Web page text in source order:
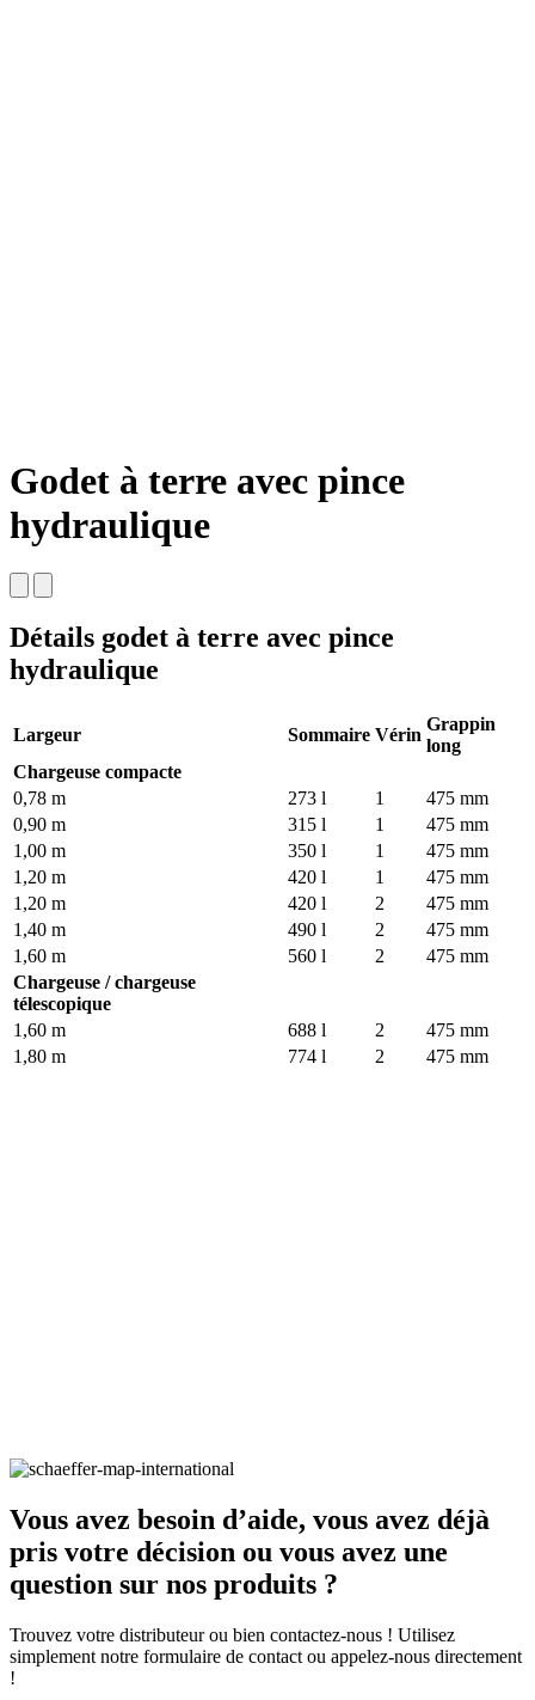
Godet à terre avec pince
hydraulique
Détails godet à terre avec pince
hydraulique
Largeur Sommaire Vérin
Grappin
long
Chargeuse compacte
0,78 m
273 l 1
475 mm
0,90 m
315 l 1
475 mm
1,00 m
350 l 1
475 mm
1,20 m
420 l 1
475 mm
1,20 m
420 l 2
475 mm
1,40 m
490 l 2
475 mm
1,60 m
560 l 2
475 mm
Chargeuse / chargeuse
télescopique
1,60 m
688 l 2
475 mm
1,80 m
774 l 2 475 mm
Vous avez besoin d’aide, vous avez déjà
pris votre décision ou vous avez une
question sur nos produits ?
Trouvez votre distributeur ou bien contactez-nous ! Utilisez
simplement notre formulaire de contact ou appelez-nous directement
!